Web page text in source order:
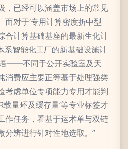
，已经可以涵盖市场上的常见
而对于‘专用计算密度折中型
合计算基础基座的最新生化计
系智能化工厂的新基础设施计
语——不同于公开实验室及天
消费应主要正等基于处理强类
考虑单位专项能力专用才能判
载量环及缓存量’等专业标签才
作任务，看基于运术单与双链
分辨进行针对性地选取。”